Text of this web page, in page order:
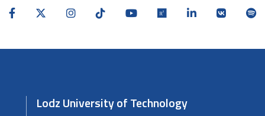
Lodz University of Technology